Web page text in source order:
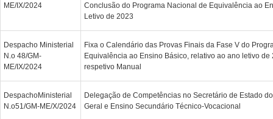
ME/IX/2024
Conclusão do Programa Nacional de Equivalência ao
Letivo de 2023
Despacho Ministerial
N.o 48/GM-
ME/IX/2024
Fixa o Calendário das Provas Finais da Fase V do
Equivalência ao Ensino Básico, relativo ao ano letivo de
respetivo Manual
DespachoMinisterial
N.o51/GM-ME/X/2024
Delegação de Competências no Secretário de Estado
Geral e Ensino Secundário Técnico-Vocacional